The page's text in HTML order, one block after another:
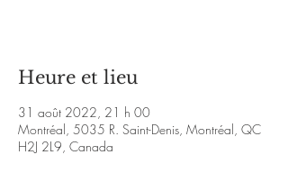
Heure et lieu
31 août 2022, 21 h 00
Montréal, 5035 R. Saint-Denis, Montréal, QC
H2J 2L9, Canada